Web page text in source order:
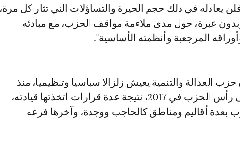
يعادله في ذلك حجم الحيرة والتساؤلات التي تثار كل مرة،
عبرة، حول مدى ملاءمة مواقف الحزب، مع مبادئه
المرجعية وأنظمته الأساسية".
العدالة والتنمية يعيش زلزالا سياسيا وتنظيميا، منذ
انتخاب العثماني على رأس الحزب في 2017، نتيجة عدة قرارات اتخذتها قيادته،
بعدة أقاليم ومناطق كالحاجب ووجدة، وآخرها فرعه